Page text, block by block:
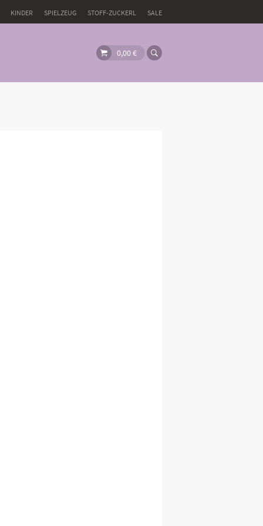
KINDER SPIELZEUG STOFF-ZUCKERL SALE
0,00€